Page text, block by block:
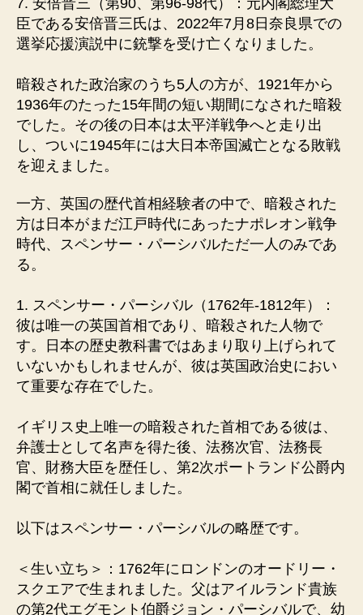
臣である安倍晋三氏は、2022年7月8日奈良県での
選挙応援演説中に銃撃を受け亡くなりました。
暗殺された政治家のうち5人の方が、1921年から
1936年のたった15年間の短い期間になされた暗殺
でした。その後の日本は太平洋戦争へと走り出
し、ついに1945年には大日本帝国滅亡となる敗戦
を迎えました。
一方、英国の歴代首相経験者の中で、暗殺された
方は日本がまだ江戸時代にあったナポレオン戦争
時代、スペンサー・パーシバルただ一人のみであ
る。
1. スペンサー・パーシバル（1762年-1812年）：
彼は唯一の英国首相であり、暗殺された人物で
す。日本の歴史教科書ではあまり取り上げられて
いないかもしれませんが、彼は英国政治史におい
て重要な存在でした。
イギリス史上唯一の暗殺された首相である彼は、
弁護士として名声を得た後、法務次官、法務長
官、財務大臣を歴任し、第2次ポートランド公爵内
閣で首相に就任しました。
以下はスペンサー・パーシバルの略歴です。
＜生い立ち＞：1762年にロンドンのオードリー・
スクエアで生まれました。父はアイルランド貴族
の第2代エグモント伯爵ジョン・パーシバルで、幼